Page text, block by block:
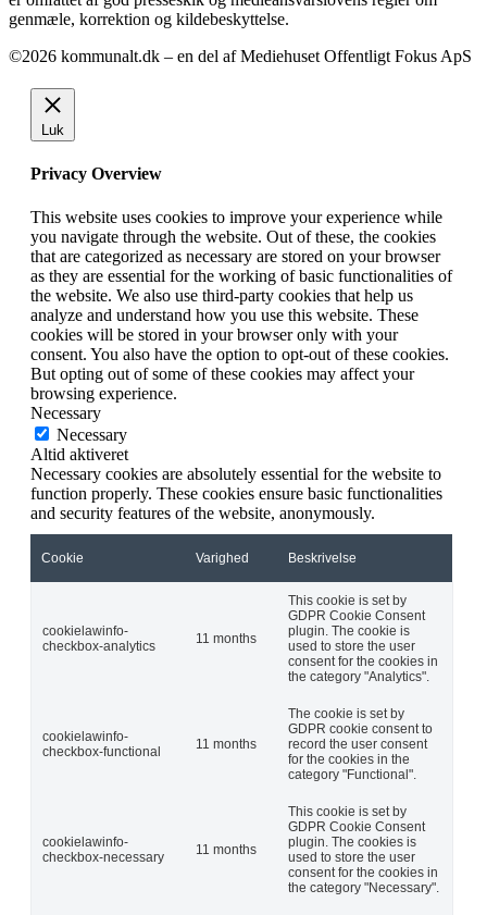
genmæle, korrektion og kildebeskyttelse.
©2026 kommunalt.dk – en del af Mediehuset Offentligt Fokus ApS
Luk
Privacy Overview
This website uses cookies to improve your experience while
you navigate through the website. Out of these, the cookies
that are categorized as necessary are stored on your browser
as they are essential for the working of basic functionalities of
the website. We also use third-party cookies that help us
analyze and understand how you use this website. These
cookies will be stored in your browser only with your
consent. You also have the option to opt-out of these cookies.
But opting out of some of these cookies may affect your
browsing experience.
Necessary
Necessary
Altid aktiveret
Necessary cookies are absolutely essential for the website to
function properly. These cookies ensure basic functionalities
and security features of the website, anonymously.
Cookie Varighed Beskrivelse
cookielawinfo-
checkbox-analytics
11 months
This cookie is set by
GDPR Cookie Consent
plugin. The cookie is
used to store the user
consent for the cookies in
the category "Analytics".
cookielawinfo-
checkbox-functional
11 months
The cookie is set by
GDPR cookie consent to
record the user consent
for the cookies in the
category "Functional".
cookielawinfo-
checkbox-necessary
11 months
This cookie is set by
GDPR Cookie Consent
plugin. The cookies is
used to store the user
consent for the cookies in
the category "Necessary".